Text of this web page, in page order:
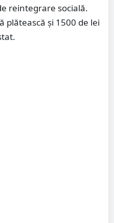
reintegrare socială.
plătească și 1500 de lei